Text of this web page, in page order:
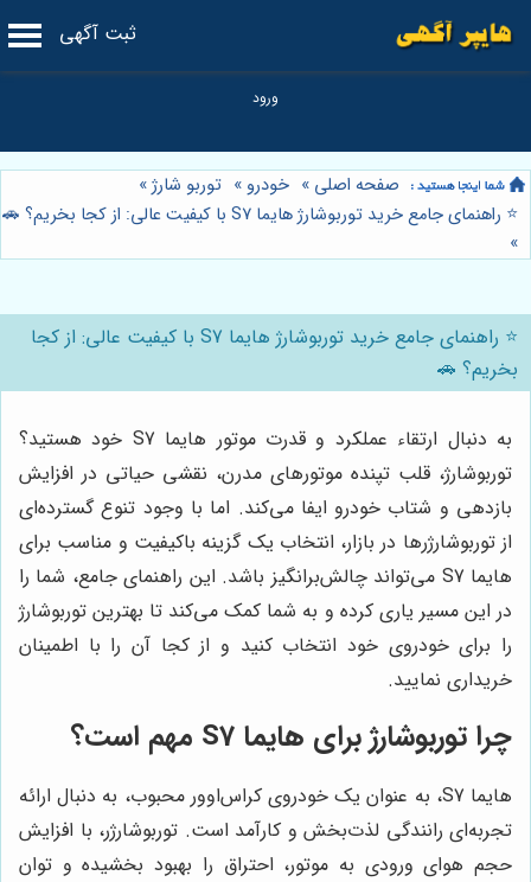
ثبت آگهی
صفحه اصلی » خودرو » توربو شارژ»
⭐️ راهنمای جامع خرید توربوشارژ هایما S7 با کیفیت عالی: از کجا بخریم؟ 🚗
»
⭐️ راهنمای جامع خرید توربوشارژ هایما S7 با کیفیت عالی: از کجا
بخریم؟ 🚗
به دنبال ارتقاء عملکرد و قدرت موتور هایما S7 خود هستید؟
توربوشارژ، قلب تپنده موتورهای مدرن، نقشی حیاتی در افزایش
بازدهی و شتاب خودرو ایفا می‌کند. اما با وجود تنوع گسترده‌ای
از توربوشارژرها در بازار، انتخاب یک گزینه باکیفیت و مناسب برای
هایما S7 می‌تواند چالش‌برانگیز باشد. این راهنمای جامع، شما را
در این مسیر یاری کرده و به شما کمک می‌کند تا بهترین توربوشارژ
را برای خودروی خود انتخاب کنید و از کجا آن را با اطمینان
خریداری نمایید.
چرا توربوشارژ برای هایما S7 مهم است؟
هایما S7، به عنوان یک خودروی کراس‌اوور محبوب، به دنبال ارائه
تجربه‌ای رانندگی لذت‌بخش و کارآمد است. توربوشارژر، با افزایش
حجم هوای ورودی به موتور، احتراق را بهبود بخشیده و توان